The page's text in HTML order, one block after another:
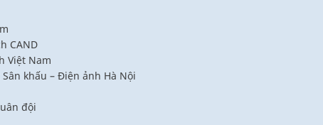
CAND
Việt Nam
khấu – Điện ảnh Hà Nội
đội